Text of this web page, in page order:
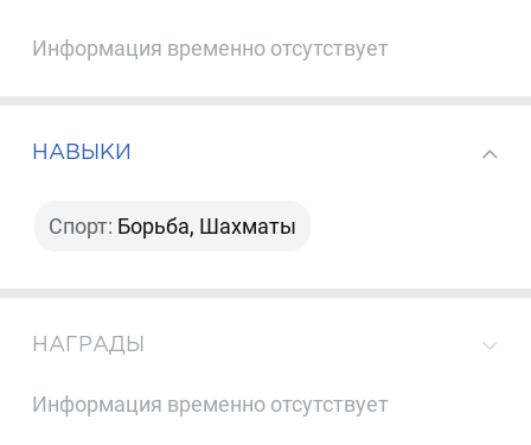
Информация временно отсутствует
НАВЫКИ
Спорт: Борьба, Шахматы
НАГРАДЫ
Информация временно отсутствует